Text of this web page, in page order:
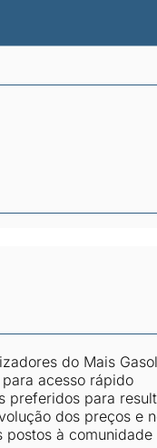
do Mais
acesso rápido
preferidos para
dos preços e
postos à comunidade